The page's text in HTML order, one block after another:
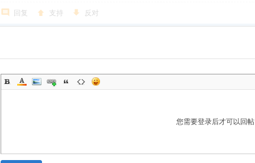
回复 支持 反对
您需要登录后才可以回帖